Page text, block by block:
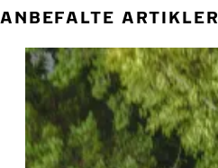
ANBEFALTE ARTIKLER